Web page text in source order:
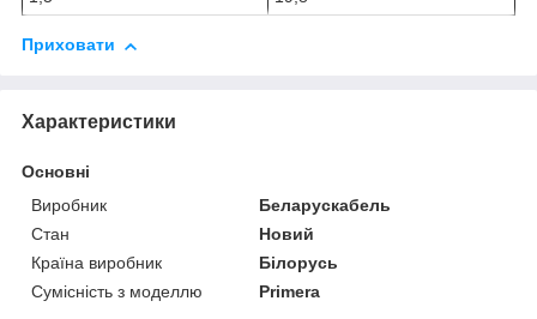
Приховати
Характеристики
Основні
Виробник
Беларускабель
Стан
Новий
Країна виробник
Білорусь
Сумісність з моделлю
Primera